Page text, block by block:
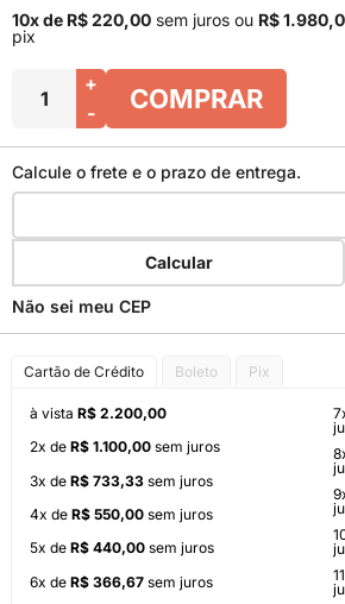
10x de R$ 220,00 sem juros ou R$
pix
+
-
COMPRAR
Calcule o frete e o prazo de entrega.
Calcular
Não sei meu CEP
Cartão de Crédito Boleto Pix
à vista R$ 2.200,00
2x de R$ 1.100,00 sem juros
3x de R$ 733,33 sem juros
4x de R$ 550,00 sem juros
5x de R$ 440,00 sem juros
6x de R$ 366,67 sem juros